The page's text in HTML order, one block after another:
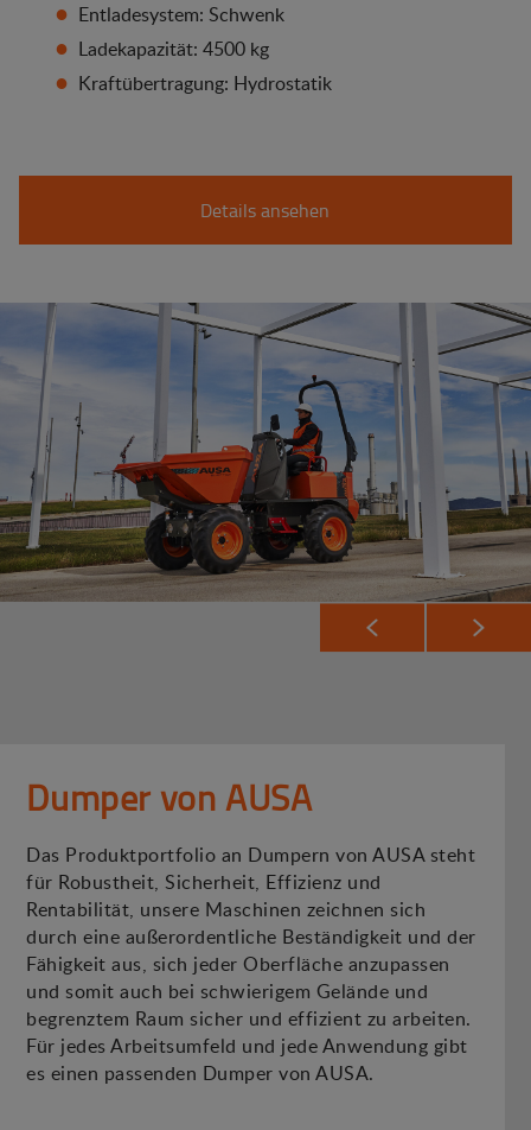
Entladesystem: Schwenk
Ladekapazität: 4500 kg
Kraftübertragung: Hydrostatik
Details ansehen
Dumper von AUSA
Das Produktportfolio an Dumpern von AUSA steht
für Robustheit, Sicherheit, Effizienz und
Rentabilität, unsere Maschinen zeichnen sich
durch eine außerordentliche Beständigkeit und der
Fähigkeit aus, sich jeder Oberfläche anzupassen
und somit auch bei schwierigem Gelände und
begrenztem Raum sicher und effizient zu arbeiten.
Für jedes Arbeitsumfeld und jede Anwendung gibt
es einen passenden Dumper von AUSA.